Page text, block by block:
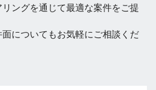
ングを通じて最適な案件をご提
についてもお気軽にご相談くだ